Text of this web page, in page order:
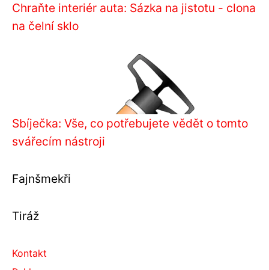
Chraňte interiér auta: Sázka na jistotu - clona
na čelní sklo
Sbíječka: Vše, co potřebujete vědět o tomto
svářecím nástroji
Fajnšmekři
Tiráž
Kontakt